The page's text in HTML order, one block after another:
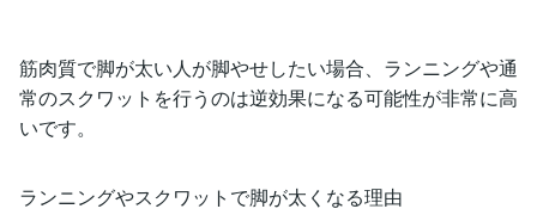
筋肉質で脚が太い人が脚やせしたい場合、ランニングや通
常のスクワットを行うのは逆効果になる可能性が非常に高
いです。
ランニングやスクワットで脚が太くなる理由